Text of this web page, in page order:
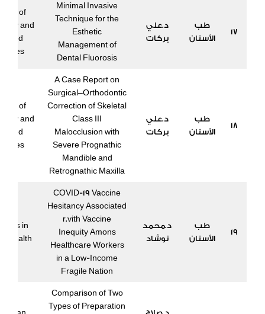
17
طب
الأسنان
د.علي
بركات
Minimal Invasive
Technique for the
Esthetic
Management of
Dental Fluorosis
of
and
18
طب
الأسنان
د.علي
بركات
A Case Report on
Surgical–Orthodontic
Correction of Skeletal
Class III
Malocclusion with
Severe Prognathic
Mandible and
Retrognathic Maxilla
of
and
19
طب
الأسنان
د.محمد
نوشاد
COVID-19 Vaccine
Hesitancy Associated
r.vith Vaccine
Inequity Amons
Healthcare Workers
in a Low-Income
Fragile Nation
in
Health
Comparison of Two
Types of Preparation